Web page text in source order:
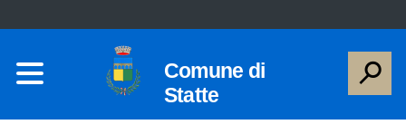
Comune di
Statte